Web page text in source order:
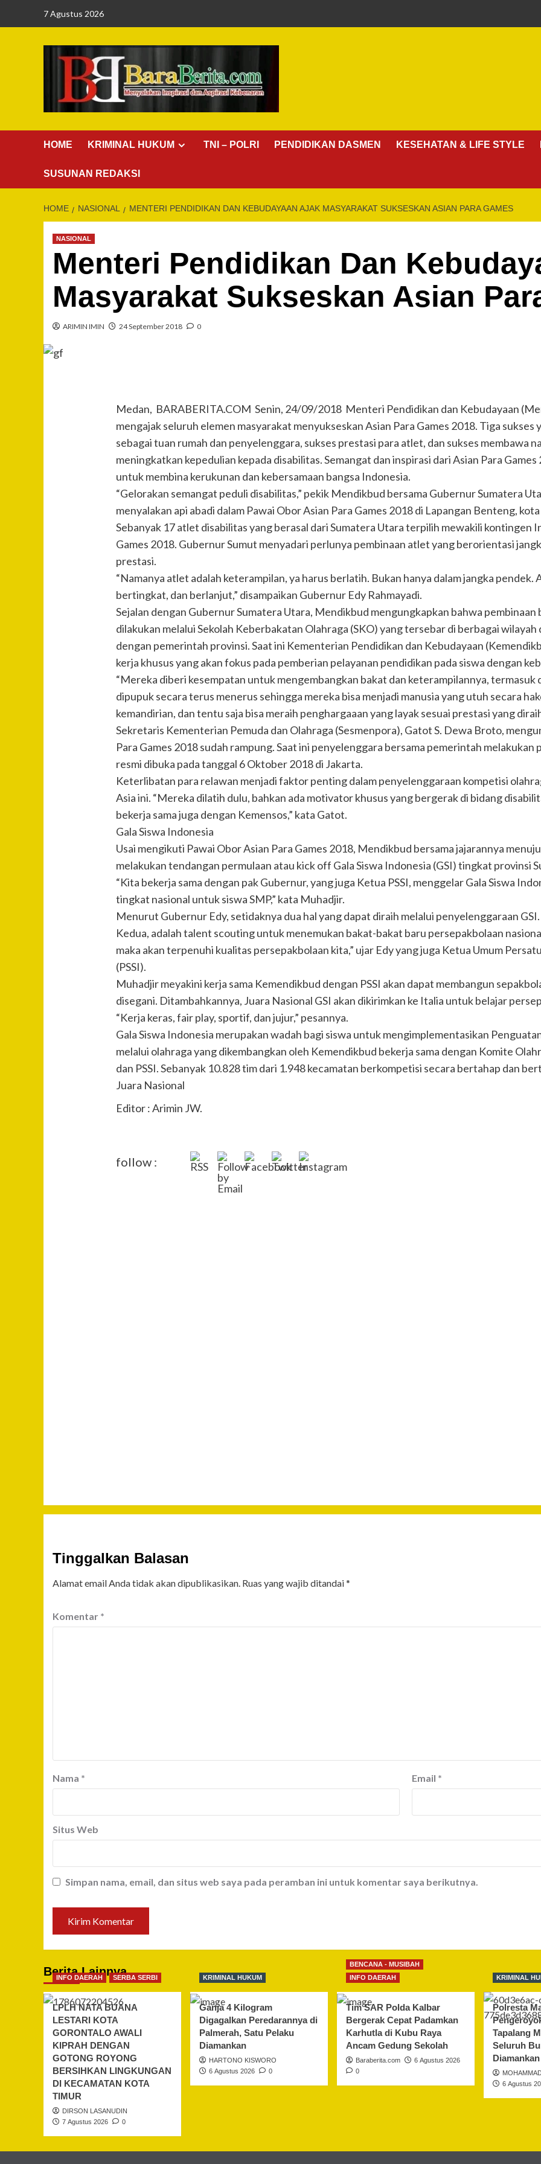
7 Agustus 2026
HOME KRIMINAL HUKUM TNI – POLRI PENDIDIKAN DASMEN KESEHATAN & LIFE STYLE
SUSUNAN REDAKSI
HOME NASIONAL MENTERI PENDIDIKAN DAN KEBUDAYAAN AJAK MASYARAKAT SUKSESKAN ASIAN PARA GAMES
NASIONAL
Menteri Pendidikan Dan
Masyarakat Sukseskan Asian
ARIMIN IMIN 24 September 2018 0
Medan, BARABERITA.COM Senin, 24/09/2018 Menteri Pendidikan dan Kebudayaan
mengajak seluruh elemen masyarakat menyukseskan Asian Para Games 2018. Tiga sukses
sebagai tuan rumah dan penyelenggara, sukses prestasi para atlet, dan sukses membawa
meningkatkan kepedulian kepada disabilitas. Semangat dan inspirasi dari Asian Para
untuk membina kerukunan dan kebersamaan bangsa Indonesia.
“Gelorakan semangat peduli disabilitas,” pekik Mendikbud bersama Gubernur Sumatera
menyalakan api abadi dalam Pawai Obor Asian Para Games 2018 di Lapangan Benteng,
Sebanyak 17 atlet disabilitas yang berasal dari Sumatera Utara terpilih mewakili kontingen
Games 2018. Gubernur Sumut menyadari perlunya pembinaan atlet yang berorientasi
prestasi.
“Namanya atlet adalah keterampilan, ya harus berlatih. Bukan hanya dalam jangka
bertingkat, dan berlanjut,” disampaikan Gubernur Edy Rahmayadi.
Sejalan dengan Gubernur Sumatera Utara, Mendikbud mengungkapkan bahwa pembinaan
dilakukan melalui Sekolah Keberbakatan Olahraga (SKO) yang tersebar di berbagai wilayah
dengan pemerintah provinsi. Saat ini Kementerian Pendidikan dan Kebudayaan
kerja khusus yang akan fokus pada pemberian pelayanan pendidikan pada siswa dengan
“Mereka diberi kesempatan untuk mengembangkan bakat dan keterampilannya, termasuk
dipupuk secara terus menerus sehingga mereka bisa menjadi manusia yang utuh secara
kemandirian, dan tentu saja bisa meraih penghargaaan yang layak sesuai prestasi yang
Sekretaris Kementerian Pemuda dan Olahraga (Sesmenpora), Gatot S. Dewa Broto,
Para Games 2018 sudah rampung. Saat ini penyelenggara bersama pemerintah
resmi dibuka pada tanggal 6 Oktober 2018 di Jakarta.
Keterlibatan para relawan menjadi faktor penting dalam penyelenggaraan kompetisi
Asia ini. “Mereka dilatih dulu, bahkan ada motivator khusus yang bergerak di bidang
bekerja sama juga dengan Kemensos,” kata Gatot.
Gala Siswa Indonesia
Usai mengikuti Pawai Obor Asian Para Games 2018, Mendikbud bersama jajarannya
melakukan tendangan permulaan atau kick off Gala Siswa Indonesia (GSI) tingkat provinsi
“Kita bekerja sama dengan pak Gubernur, yang juga Ketua PSSI, menggelar Gala Siswa
tingkat nasional untuk siswa SMP,” kata Muhadjir.
Menurut Gubernur Edy, setidaknya dua hal yang dapat diraih melalui penyelenggaraan
Kedua, adalah talent scouting untuk menemukan bakat-bakat baru persepakbolaan
maka akan terpenuhi kualitas persepakbolaan kita,” ujar Edy yang juga Ketua Umum
(PSSI).
Muhadjir meyakini kerja sama Kemendikbud dengan PSSI akan dapat membangun
disegani. Ditambahkannya, Juara Nasional GSI akan dikirimkan ke Italia untuk belajar
“Kerja keras, fair play, sportif, dan jujur,” pesannya.
Gala Siswa Indonesia merupakan wadah bagi siswa untuk mengimplementasikan
melalui olahraga yang dikembangkan oleh Kemendikbud bekerja sama dengan Komite
dan PSSI. Sebanyak 10.828 tim dari 1.948 kecamatan berkompetisi secara bertahap dan
Juara Nasional
Editor : Arimin JW.
follow :
Tinggalkan Balasan
Alamat email Anda tidak akan dipublikasikan. Ruas yang wajib ditandai*
Komentar *
Nama * Email *
Situs Web
Simpan nama, email, dan situs web saya pada peramban ini untuk komentar saya berikutnya.
Berita Lainnya
INFO DAERAH SERBA SERBI
LPLH NATA BUANA
LESTARI KOTA
GORONTALO AWALI
KIPRAH DENGAN
GOTONG ROYONG
BERSIHKAN LINGKUNGAN
DI KECAMATAN KOTA
TIMUR
DIRSON LASANUDIN
7 Agustus 2026
0
KRIMINAL HUKUM
Ganja 4 Kilogram
Digagalkan Peredarannya di
Palmerah, Satu Pelaku
Diamankan
HARTONO KISWORO
6 Agustus 2026
0
BENCANA - MUSIBAH
INFO DAERAH
Tim SAR Polda Kalbar
Bergerak Cepat Padamkan
Karhutla di Kubu Raya
Ancam Gedung Sekolah
Baraberita.com
6 Agustus 2026
0
KRIMINAL
Polresta
Tapalang
Seluruh
Diamankan
6 Agustus